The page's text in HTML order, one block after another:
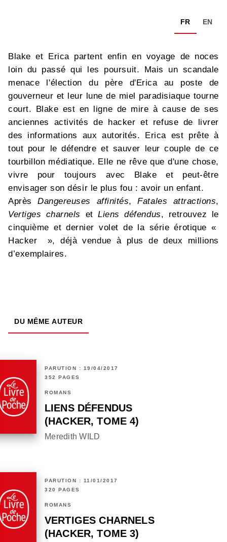
FR EN
Blake et Erica partent enfin en voyage de noces
loin du passé qui les poursuit. Mais un scandale
menace l'élection du père d'Erica au poste de
gouverneur et leur lune de miel paradisiaque tourne
court. Blake est en ligne de mire à cause de ses
anciennes activités de hacker et refuse de livrer
des informations aux autorités. Erica est prête à
tout pour le défendre et sauver leur couple de ce
tourbillon médiatique. Elle ne rêve que d'une chose,
vivre pour toujours avec Blake et peut-être
envisager son désir le plus fou : avoir un enfant.
AprèsDangereuses affinités,Fatales attractions,
Vertiges charnels
etLiens défendus, retrouvez le
cinquième et dernier volet de la série érotique «
Hacker », déjà vendue à plus de deux millions
d’exemplaires.
DU MÊME AUTEUR
PARUTION : 19/04/2017
352 PAGES
ROMANS
LIENS DÉFENDUS
(HACKER, TOME 4)
Meredith WILD
PARUTION : 11/01/2017
320 PAGES
ROMANS
VERTIGES CHARNELS
(HACKER, TOME 3)